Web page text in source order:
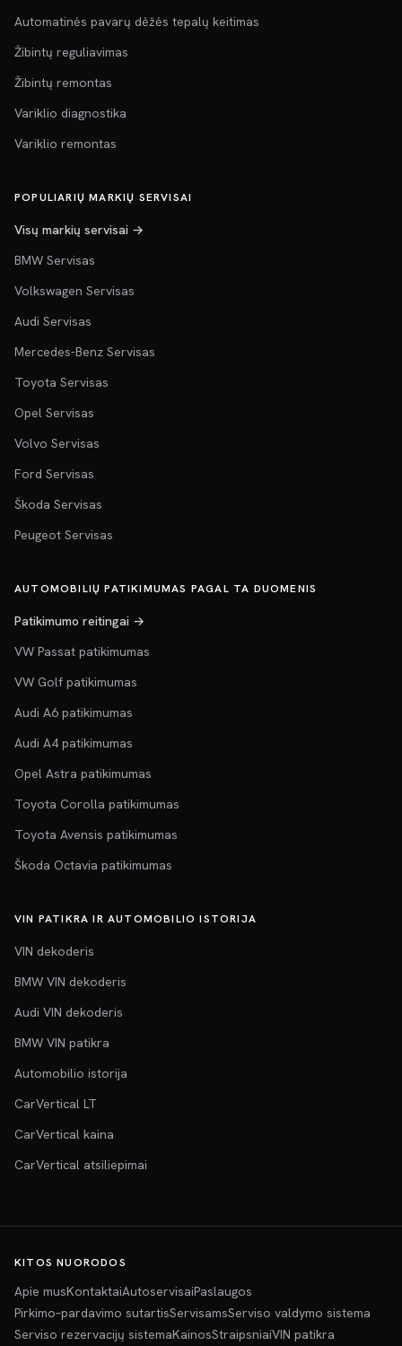
Automatinės pavarų dėžės tepalų keitimas
Žibintų reguliavimas
Žibintų remontas
Variklio diagnostika
Variklio remontas
POPULIARIŲ MARKIŲ SERVISAI
Visų markių servisai →
BMW Servisas
Volkswagen Servisas
Audi Servisas
Mercedes-Benz Servisas
Toyota Servisas
Opel Servisas
Volvo Servisas
Ford Servisas
Škoda Servisas
Peugeot Servisas
AUTOMOBILIŲ PATIKIMUMAS PAGAL TA DUOMENIS
Patikimumo reitingai →
VW Passat patikimumas
VW Golf patikimumas
Audi A6 patikimumas
Audi A4 patikimumas
Opel Astra patikimumas
Toyota Corolla patikimumas
Toyota Avensis patikimumas
Škoda Octavia patikimumas
VIN PATIKRA IR AUTOMOBILIO ISTORIJA
VIN dekoderis
BMW VIN dekoderis
Audi VIN dekoderis
BMW VIN patikra
Automobilio istorija
CarVertical LT
CarVertical kaina
CarVertical atsiliepimai
KITOS NUORODOS
Apie musKontaktaiAutoservisaiPaslaugos
Pirkimo–pardavimo sutartisServisamsServiso valdymo sistema
Serviso rezervacijų sistemaKainosStraipsniaiVIN patikra